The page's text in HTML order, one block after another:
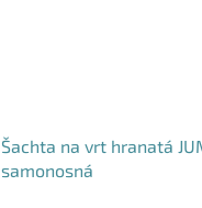
Šachta na vrt hranatá
samonosná